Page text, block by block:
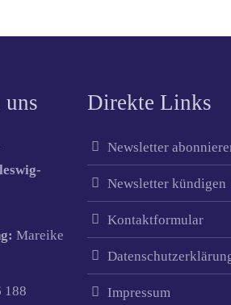
Mareike
188
Direkte Links
Newsletter
Newsletter kündigen
Kontaktformular
Impressum